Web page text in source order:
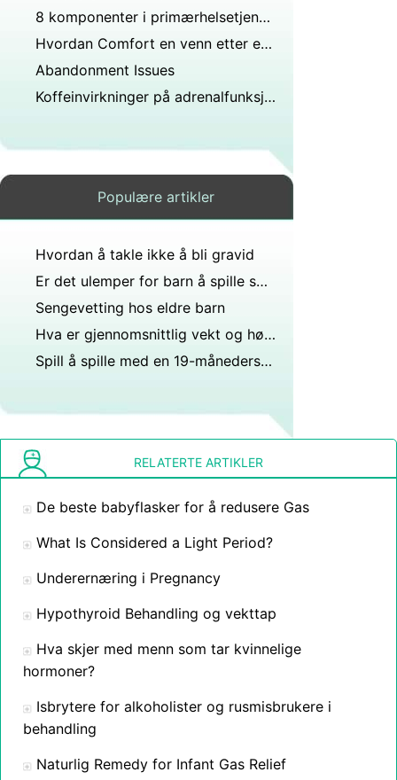
8 komponenter i primærhelsetjenesten
Hvordan Comfort en venn etter en død
Abandonment Issues
Koffeinvirkninger på adrenalfunksjonen
Populære artikler
Hvordan å takle ikke å bli gravid
Er det ulemper for barn å spille sport?
Sengevetting hos eldre barn
Hva er gjennomsnittlig vekt og høydevekst i barndomsårene?
Spill å spille med en 19-måneders gammel
RELATERTE ARTIKLER
De beste babyflasker for å redusere Gas
What Is Considered a Light Period?
Underernæring i Pregnancy
Hypothyroid Behandling og vekttap
Hva skjer med menn som tar kvinnelige
hormoner?
Isbrytere for alkoholister og rusmisbrukere i
behandling
Naturlig Remedy for Infant Gas Relief